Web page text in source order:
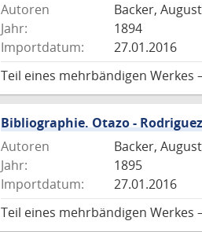
Autoren
Backer,
Jahr:
1894
Importdatum:
27.01.2016
Teil eines mehrbändigen Werkes
Bibliographie. Otazo - Rodriguez
Autoren
Backer,
Jahr:
1895
Importdatum:
27.01.2016
Teil eines mehrbändigen Werkes